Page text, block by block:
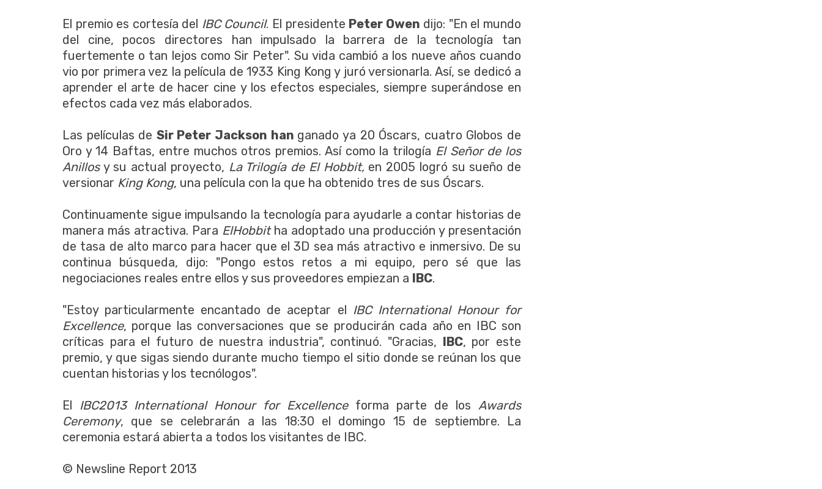
El premio es cortesía del IBC Council. El presidente Peter Owen dijo: "En el mundo
del cine, pocos directores han impulsado la barrera de la tecnología tan
fuertemente o tan lejos como Sir Peter". Su vida cambió a los nueve años cuando
vio por primera vez la película de 1933 King Kong y juró versionarla. Así, se dedicó a
aprender el arte de hacer cine y los efectos especiales, siempre superándose en
efectos cada vez más elaborados.
Las películas de Sir Peter Jackson han ganado ya 20 Óscars, cuatro Globos de
Oro y 14 Baftas, entre muchos otros premios. Así como la trilogía El Señor de los
Anillosy su actual proyecto, La Trilogía de El Hobbit, en 2005 logró su sueño de
versionar King Kong, una película con la que ha obtenido tres de sus Óscars.
Continuamente sigue impulsando la tecnología para ayudarle a contar historias de
manera más atractiva. Para ElHobbit ha adoptado una producción y presentación
de tasa de alto marco para hacer que el 3D sea más atractivo e inmersivo. De su
continua búsqueda, dijo: "Pongo estos retos a mi equipo, pero sé que las
negociaciones reales entre ellos y sus proveedores empiezan a IBC.
"Estoy particularmente encantado de aceptar el IBC International Honour for
Excellence, porque las conversaciones que se producirán cada año en IBC son
críticas para el futuro de nuestra industria", continuó. "Gracias, IBC, por este
premio, y que sigas siendo durante mucho tiempo el sitio donde se reúnan los que
cuentan historias y los tecnólogos".
El IBC2013 International Honour for Excellence forma parte de los Awards
Ceremony, que se celebrarán a las 18:30 el domingo 15 de septiembre. La
ceremonia estará abierta a todos los visitantes de IBC.
© Newsline Report 2013